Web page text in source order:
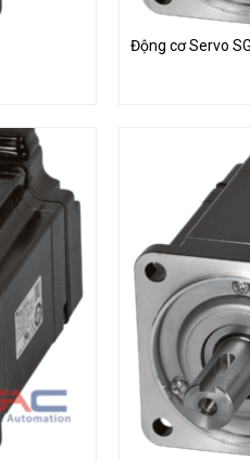
Động cơ Servo